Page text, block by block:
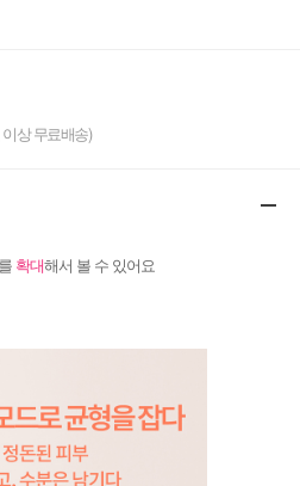
이상 무료배송)
확대해서 볼 수 있어요